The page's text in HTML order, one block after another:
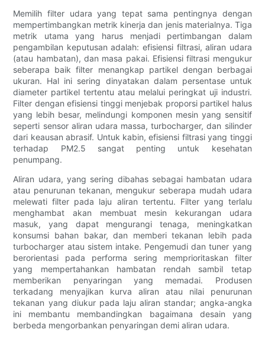
Memilih filter udara yang tepat sama pentingnya dengan
mempertimbangkan metrik kinerja dan jenis materialnya. Tiga
metrik utama yang harus menjadi pertimbangan dalam
pengambilan keputusan adalah: efisiensi filtrasi, aliran udara
(atau hambatan), dan masa pakai. Efisiensi filtrasi mengukur
seberapa baik filter menangkap partikel dengan berbagai
ukuran. Hal ini sering dinyatakan dalam persentase untuk
diameter partikel tertentu atau melalui peringkat uji industri.
Filter dengan efisiensi tinggi menjebak proporsi partikel halus
yang lebih besar, melindungi komponen mesin yang sensitif
seperti sensor aliran udara massa, turbocharger, dan silinder
dari keausan abrasif. Untuk kabin, efisiensi filtrasi yang tinggi
terhadap PM2.5 sangat penting untuk kesehatan
penumpang.
Aliran udara, yang sering dibahas sebagai hambatan udara
atau penurunan tekanan, mengukur seberapa mudah udara
melewati filter pada laju aliran tertentu. Filter yang terlalu
menghambat akan membuat mesin kekurangan udara
masuk, yang dapat mengurangi tenaga, meningkatkan
konsumsi bahan bakar, dan memberi tekanan lebih pada
turbocharger atau sistem intake. Pengemudi dan tuner yang
berorientasi pada performa sering memprioritaskan filter
yang mempertahankan hambatan rendah sambil tetap
memberikan penyaringan yang memadai. Produsen
terkadang menyajikan kurva aliran atau nilai penurunan
tekanan yang diukur pada laju aliran standar; angka-angka
ini membantu membandingkan bagaimana desain yang
berbeda mengorbankan penyaringan demi aliran udara.